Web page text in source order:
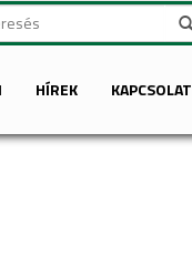
HÍREK KAPCSOLAT